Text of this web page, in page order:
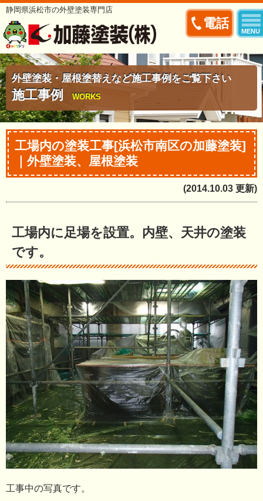
電話
MENU
静岡県浜松市の外壁塗装専門店
外壁塗装・屋根塗替えなど施工事例をご覧下さい
施工事例 WORKS
工場内の塗装工事[浜松市南区の加藤塗装]
｜外壁塗装、屋根塗装
(2014.10.03 更新)
工場内に足場を設置。内壁、天井の塗装
です。
工事中の写真です。